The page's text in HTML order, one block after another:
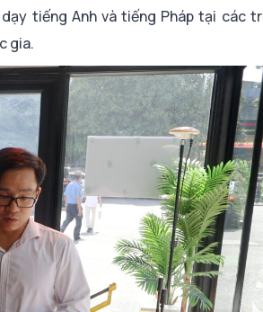
tiếng Anh và tiếng Pháp tại các
gia.